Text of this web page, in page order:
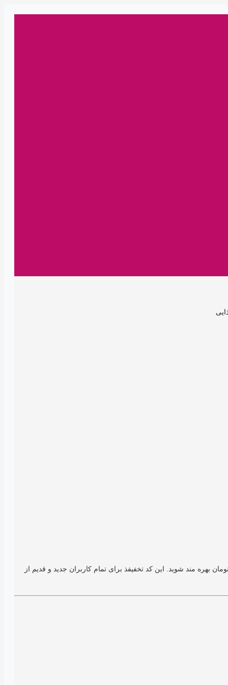
کالا در تاریخ 23 مرداد 1404 را دارید، می توانیدد با وارد کردن این کوپن ازذ 10% تخفیف تا سقف 180 هزار تومان بهره مند شوید. این کد تخفیفذ برای تمام کاربران جدید و قدیم از